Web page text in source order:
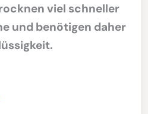
viel schneller
und benötigen daher